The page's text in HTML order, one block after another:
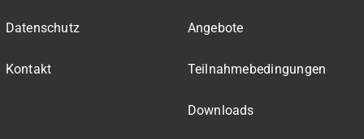
Datenschutz
Kontakt
Angebote
Teilnahmebedingungen
Downloads